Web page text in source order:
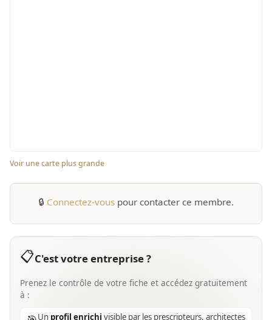
Voir une carte plus grande
🔒 Connectez-vous pour contacter ce membre.
📋C'est votre entreprise ?
Prenez le contrôle de votre fiche et accédez gratuitement
à :
Un profil enrichi visible par les prescripteurs, architectes